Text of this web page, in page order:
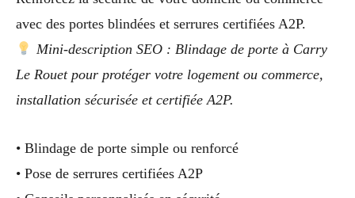
avec des portes blindées et serrures certifiées A2P.
Mini-description SEO : Blindage de porte à Carry
Le Rouet pour protéger votre logement ou commerce,
installation sécurisée et certifiée A2P.
• Blindage de porte simple ou renforcé
• Pose de serrures certifiées A2P